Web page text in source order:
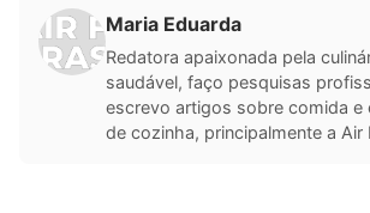
Maria Eduarda
Redatora apaixonada pela
saudável, faço pesquisas
escrevo artigos sobre comida e
de cozinha, principalmente a Air